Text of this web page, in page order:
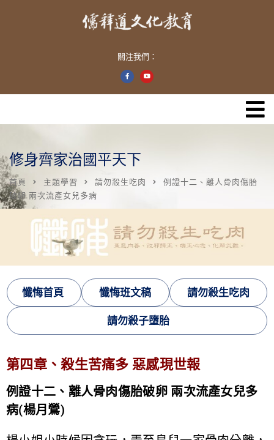
關注我們：
修身齊家治國平天下
首頁 主題學習 請勿殺生吃肉
例證十二、離人骨肉傷胎
破卵 兩次流產女兒多病
懺悔首頁 懺悔班文稿 請勿殺生吃肉
請勿殺子墮胎
第四章、殺生苦痛多 惡感現世報
例證十二、離人骨肉傷胎破卵 兩次流產女兒多
病(楊月鶯)